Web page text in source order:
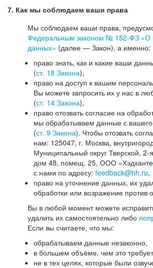
7. Как мы соблюдаем ваши права
Мы соблюдаем ваши права,
Федеральным законом № 152-ФЗ «О
данных» (далее — Закон), а именно:
право знать, как и какие ваши
(ст. 18 Закона),
право на доступ к вашим
Вы можете запросить их у нас в
(ст. 14 Закона),
право отозвать согласие на
мы обрабатываем данные с вашего
(ст. 9 Закона). Чтобы отозвать
нам: 125047, г. Москва,
Муниципальный округ Тверской, 2-
дом 48, помещ. 25, ООО
с нами по адресу: feedback@hh.ru,
право на уточнение данных, их
обработки или возражение против
Вы в любой момент можете
удалить их самостоятельно либо
Если вы считаете, что мы:
обрабатываем данные незаконно,
в большем объёме, чем это
не в тех целях, которые были